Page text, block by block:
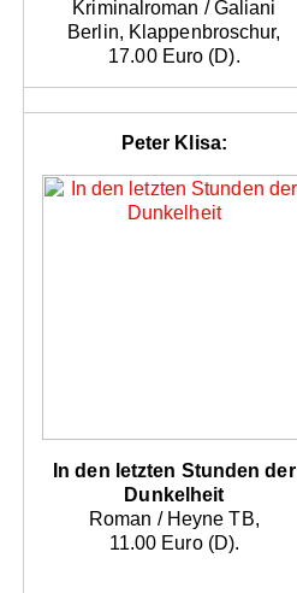
Kriminalroman / Galiani
Berlin, Klappenbroschur,
17.00 Euro (D).
Peter Klisa:
In den letzten Stunden der
Dunkelheit
Roman / Heyne TB,
11.00 Euro (D).